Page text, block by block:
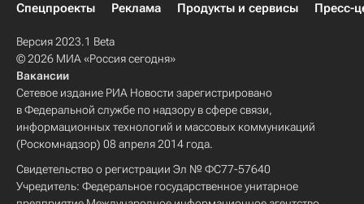
Спецпроекты
Реклама Продукты и сервисы Пресс-
Версия 2023.1 Beta
© 2026 МИА «Россия сегодня»
Вакансии
Сетевое издание РИА Новости зарегистрировано
в Федеральной службе по надзору в сфере связи,
информационных технологий и массовых коммуникаций
(Роскомнадзор) 08 апреля 2014 года.
Свидетельство о регистрации Эл № ФС77-57640
Учредитель: Федеральное государственное унитарное